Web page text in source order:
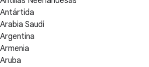
Antártida
Arabia Saudí
Argentina
Armenia
Aruba